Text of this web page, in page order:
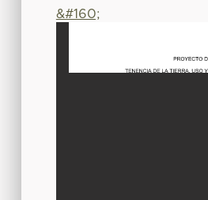
&#160;